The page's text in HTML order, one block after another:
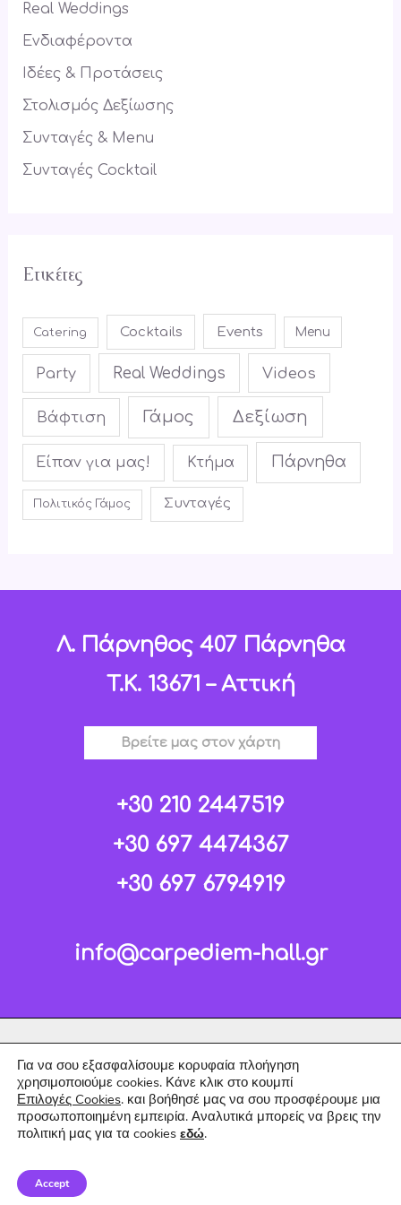
Real Weddings
Ενδιαφέροντα
Ιδέες & Προτάσεις
Στολισμός Δεξίωσης
Συνταγές & Menu
Συνταγές Cocktail
Ετικέτες
Catering Cocktails Events Menu
Party Real Weddings Videos
Βάφτιση Γάμος Δεξίωση
Είπαν για μας! Κτήμα Πάρνηθα
Πολιτικός Γάμος Συνταγές
Λ. Πάρνηθος 407 Πάρνηθα
T.K. 13671 – Αττική
Βρείτε μας στον χάρτη
+30 210 2447519
+30 697 4474367
+30 697 6794919
info@carpediem-hall.gr
Για να σου εξασφαλίσουμε κορυφαία πλοήγηση
χρησιμοποιούμε cookies. Κάνε κλικ στο κουμπί
Επιλογές Cookies. και βοήθησέ μας να σου προσφέρουμε μια
προσωποποιημένη εμπειρία. Αναλυτικά μπορείς να βρεις την
πολιτική μας για τα cookies εδώ.
Accept